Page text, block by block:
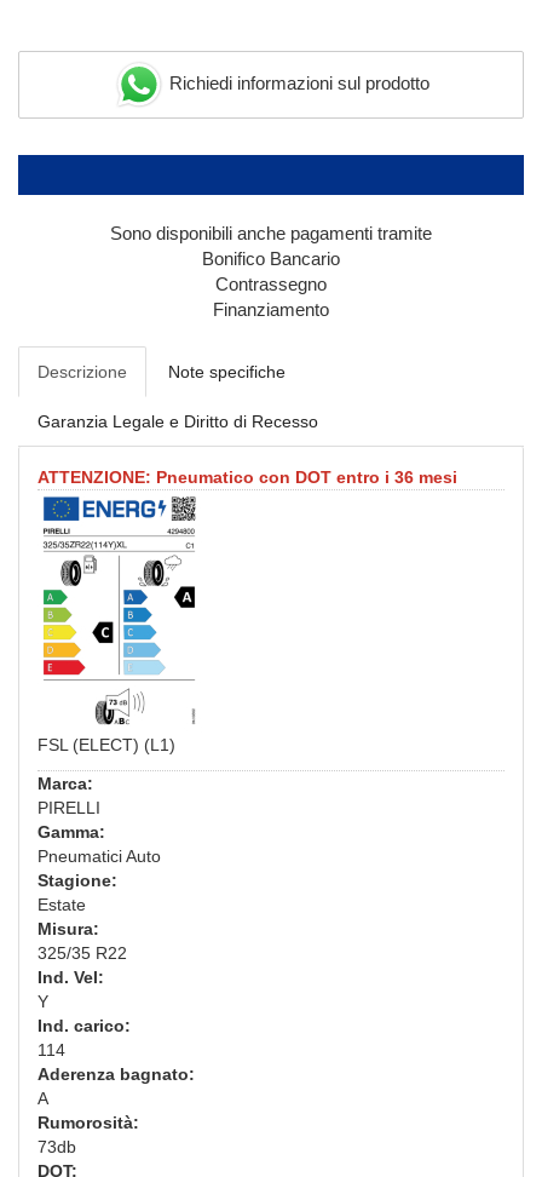
Richiedi informazioni sul prodotto
Sono disponibili anche pagamenti tramite
Bonifico Bancario
Contrassegno
Finanziamento
Descrizione Note specifiche
Garanzia Legale e Diritto di Recesso
ATTENZIONE: Pneumatico con DOT entro i 36 mesi
FSL (ELECT) (L1)
Marca:
PIRELLI
Gamma:
Pneumatici Auto
Stagione:
Estate
Misura:
325/35 R22
Ind. Vel:
Y
Ind. carico:
114
Aderenza bagnato:
A
Rumorosità:
73db
DOT: